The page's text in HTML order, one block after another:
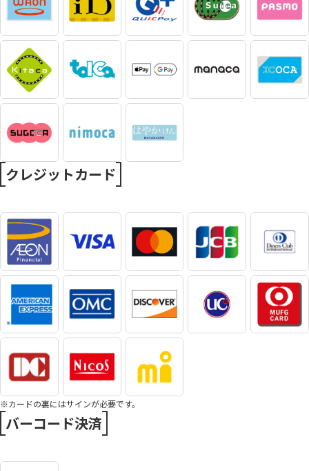
クレジットカード
※カードの裏にはサインが必要です。
バーコード決済